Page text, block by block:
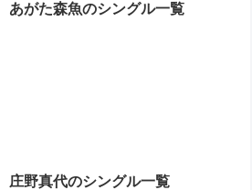
あがた森魚のシングル一覧
庄野真代のシングル一覧